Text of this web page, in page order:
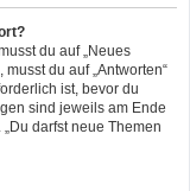
du auf „Neues
du auf „Antworten“
ist, bevor du
sind jeweils am Ende
darfst neue Themen